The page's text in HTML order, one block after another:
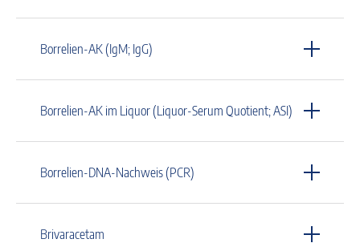
Borrelien-AK (IgM; IgG)
Borrelien-AK im Liquor (Liquor-Serum Quotient; ASI)
Borrelien-DNA-Nachweis (PCR)
Brivaracetam